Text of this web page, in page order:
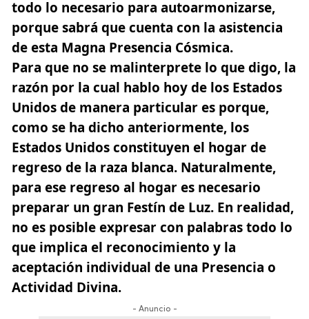
todo lo necesario para autoarmonizarse,
porque sabrá que cuenta con la asistencia
de esta Magna Presencia Cósmica.
Para que no se malinterprete lo que digo, la
razón por la cual hablo hoy de los Estados
Unidos de manera particular es porque,
como se ha dicho anteriormente, los
Estados Unidos constituyen el hogar de
regreso de la raza blanca. Naturalmente,
para ese regreso al hogar es necesario
preparar un gran Festín de Luz. En realidad,
no es posible expresar con palabras todo lo
que implica el reconocimiento y la
aceptación individual de una Presencia o
Actividad Divina.
- Anuncio -